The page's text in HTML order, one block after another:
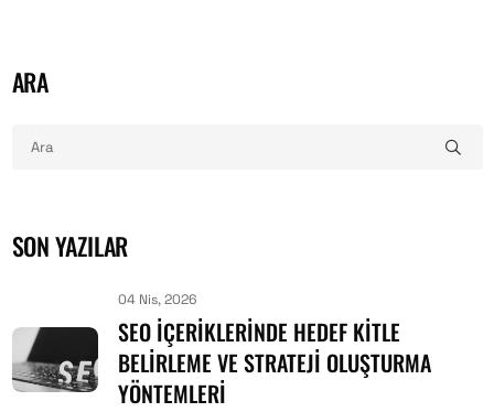
ARA
SON YAZILAR
04 Nis, 2026
SEO İÇERIKLERINDE HEDEF KITLE
BELIRLEME VE STRATEJI OLUŞTURMA
YÖNTEMLERI